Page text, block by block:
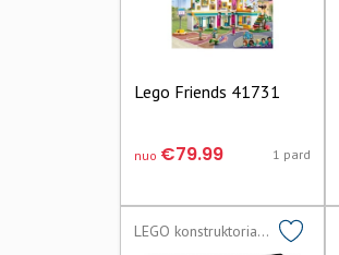
Lego Friends 41731
nuo €79.99 1 pard
LEGO konstruktoriai lego